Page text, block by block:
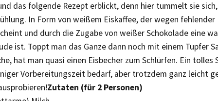
das folgende Rezept erblickt, denn hier tummelt sie
In Form von weißem Eiskaffee, der wegen fehlender
und durch die Zugabe von weißer Schokolade eine
ist. Toppt man das Ganze dann noch mit einem Tupfer
hat man quasi einen Eisbecher zum Schlürfen. Ein tolles
Vorbereitungszeit bedarf, aber trotzdem ganz leicht
Zutaten (für 2 Personen)